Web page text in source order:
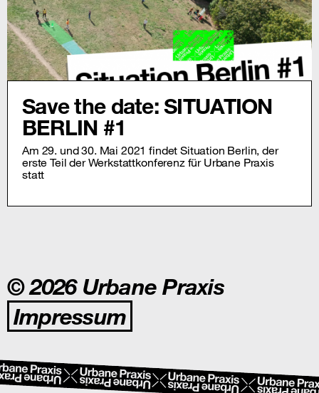
Save the date: SITUATION
BERLIN #1
Am 29. und 30. Mai 2021 findet Situation Berlin, der
erste Teil der Werkstattkonferenz für Urbane Praxis
statt
© 2026 Urbane Praxis
Impressum